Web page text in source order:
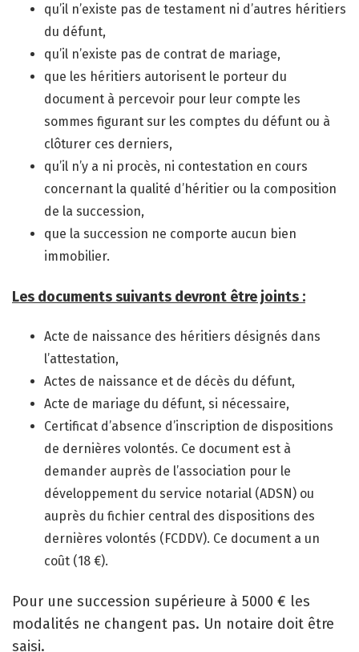
qu’il n’existe pas de testament ni d’autres héritiers
du défunt,
qu’il n’existe pas de contrat de mariage,
que les héritiers autorisent le porteur du
document à percevoir pour leur compte les
sommes figurant sur les comptes du défunt ou à
clôturer ces derniers,
qu’il n’y a ni procès, ni contestation en cours
concernant la qualité d’héritier ou la composition
de la succession,
que la succession ne comporte aucun bien
immobilier.
Les documents suivants devront être joints :
Acte de naissance des héritiers désignés dans
l’attestation,
Actes de naissance et de décès du défunt,
Acte de mariage du défunt, si nécessaire,
Certificat d’absence d’inscription de dispositions
de dernières volontés. Ce document est à
demander auprès de l’association pour le
développement du service notarial (ADSN) ou
auprès du fichier central des dispositions des
dernières volontés (FCDDV). Ce document a un
coût (18 €).
Pour une succession supérieure à 5000 € les
modalités ne changent pas. Un notaire doit être
saisi.